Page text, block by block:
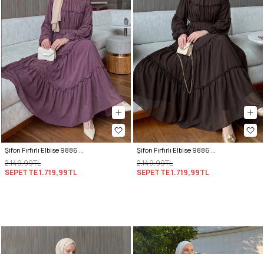
Şifon Fırfırlı Elbise 9886 - MÜRDÜM
2.149,99TL
SEPETTE1.719,99TL
Şifon Fırfırlı Elbise 9886 - A. KAHVE
2.149,99TL
SEPETTE1.719,99TL